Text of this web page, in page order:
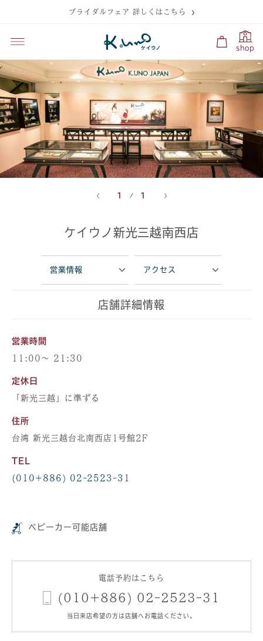
ブライダルフェア 詳しくはこちら
shop
1 1
ケイウノ新光三越南西店
営業情報 アクセス
店舗詳細情報
営業時間
11:00～ 21:30
定休日
「新光三越」に準ずる
住所
台湾 新光三越台北南西店1号館2F
TEL
(010+886) 02-2523-31
ベビーカー可能店舗
電話予約はこちら
(010+886) 02-2523-31
当日来店希望の方は店舗へお電話ください。